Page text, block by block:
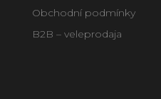
Obchodní podmínky
B2B – veleprodaja